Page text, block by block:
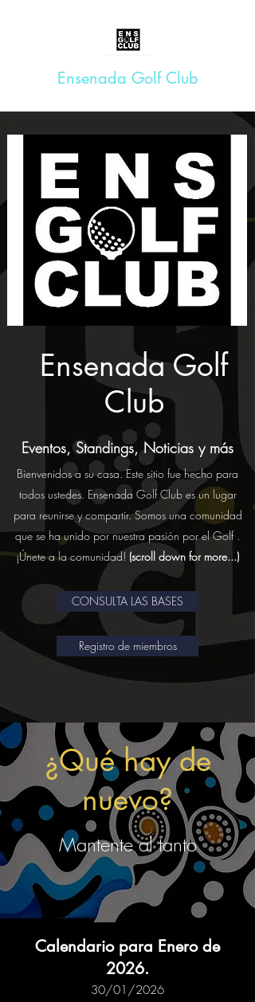
Ensenada Golf Club
Ensenada Golf
Club
Eventos, Standings, Noticias y más
Bienvenidos a su casa. Este sitio fue hecho para
todos ustedes. Ensenada Golf Club es un lugar
para reunirse y compartir. Somos una comunidad
que se ha unido por nuestra pasión por el Golf .
¡Únete a la comunidad! (scroll down for more...)
CONSULTA LAS BASES
Registro de miembros
¿Qué hay de
nuevo?
Mantente al tanto
Calendario para Enero de
2026.
30/01/2026